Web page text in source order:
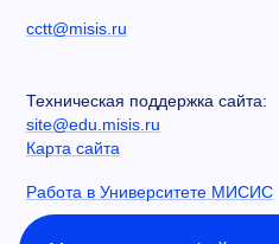
cctt@misis.ru
Техническая поддержка сайта:
site@edu.misis.ru
Карта сайта
Работа в Университете МИСИС